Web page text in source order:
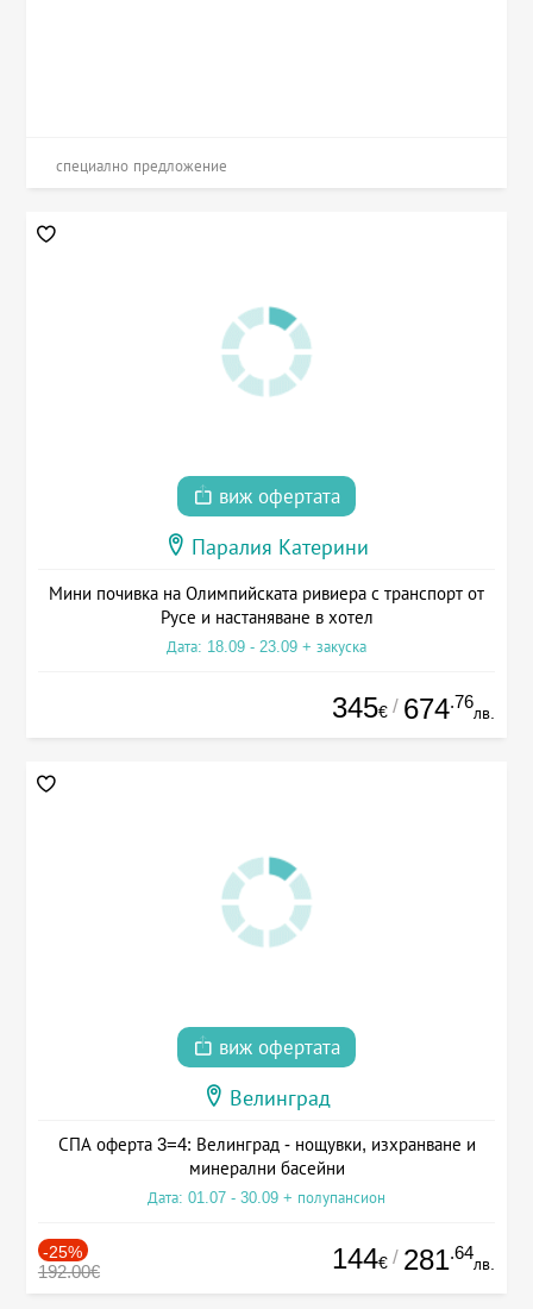
специално предложение
виж офертата
Паралия Катерини
Мини почивка на Олимпийската ривиера с транспорт от
Русе и настаняване в хотел
Дата: 18.09 - 23.09 + закуска
345€ / 674.76
лв.
виж офертата
Велинград
СПА оферта 3=4: Велинград - нощувки, изхранване и
минерални басейни
Дата: 01.07 - 30.09 + полупансион
-25%
192.00€ 144€ / 281.64
лв.